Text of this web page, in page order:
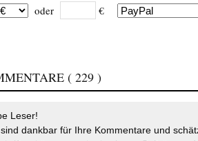
oder €
( 229 )
Leser!
dankbar für Ihre Kommentare und